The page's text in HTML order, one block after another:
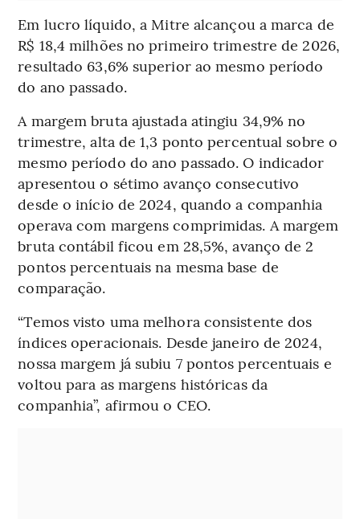
Em lucro líquido, a Mitre alcançou a marca de
R$ 18,4 milhões no primeiro trimestre de 2026,
resultado 63,6% superior ao mesmo período
do ano passado.
A margem bruta ajustada atingiu 34,9% no
trimestre, alta de 1,3 ponto percentual sobre o
mesmo período do ano passado. O indicador
apresentou o sétimo avanço consecutivo
desde o início de 2024, quando a companhia
operava com margens comprimidas. A margem
bruta contábil ficou em 28,5%, avanço de 2
pontos percentuais na mesma base de
comparação.
“Temos visto uma melhora consistente dos
índices operacionais. Desde janeiro de 2024,
nossa margem já subiu 7 pontos percentuais e
voltou para as margens históricas da
companhia”, afirmou o CEO.